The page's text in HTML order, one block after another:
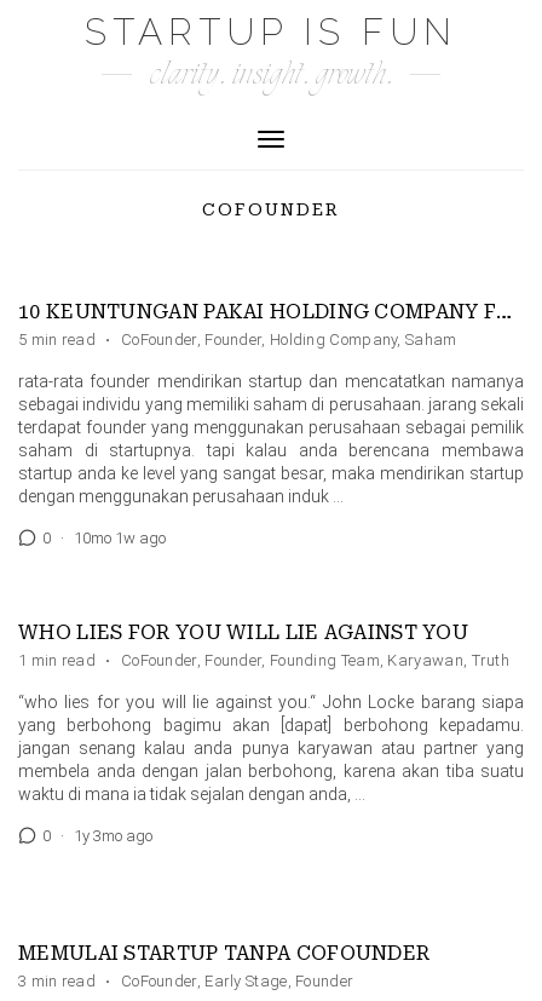
STARTUP IS FUN
clarity. insight. growth.
Toggle Navigation
COFOUNDER
10 KEUNTUNGAN PAKAI HOLDING COMPANY FOUNDER
5 min read · CoFounder, Founder, Holding Company,Saham
rata-rata founder mendirikan startup dan mencatatkan namanya
sebagai individu yang memiliki saham di perusahaan. jarang sekali
terdapat founder yang menggunakan perusahaan sebagai pemilik
saham di startupnya. tapi kalau anda berencana membawa
startup anda ke level yang sangat besar, maka mendirikan startup
dengan menggunakan perusahaan induk …
0 · 10mo 1w ago
WHO LIES FOR YOU WILL LIE AGAINST YOU
1 min read · CoFounder, Founder, Founding Team, Karyawan, Truth
“who lies for you will lie against you.“ John Locke barang siapa
yang berbohong bagimu akan [dapat] berbohong kepadamu.
jangan senang kalau anda punya karyawan atau partner yang
membela anda dengan jalan berbohong, karena akan tiba suatu
waktu di mana ia tidak sejalan dengan anda, …
0 · 1y 3mo ago
MEMULAI STARTUP TANPA COFOUNDER
3 min read · CoFounder, Early Stage, Founder